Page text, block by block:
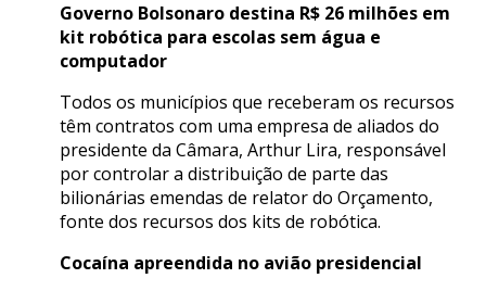
Governo Bolsonaro destina R$ 26 milhões em
kit robótica para escolas sem água e
computador
Todos os municípios que receberam os recursos
têm contratos com uma empresa de aliados do
presidente da Câmara, Arthur Lira, responsável
por controlar a distribuição de parte das
bilionárias emendas de relator do Orçamento,
fonte dos recursos dos kits de robótica.
Cocaína apreendida no avião presidencial